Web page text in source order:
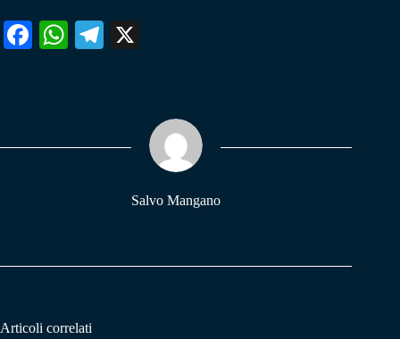
Fa W
pp
Te
m
Salvo Mangano
Articoli correlati